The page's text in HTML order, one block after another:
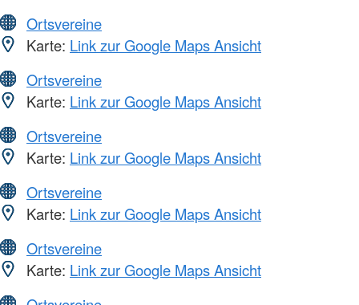
Ortsvereine
Karte: Link zur Google Maps Ansicht
Ortsvereine
Karte: Link zur Google Maps Ansicht
Ortsvereine
Karte: Link zur Google Maps Ansicht
Ortsvereine
Karte: Link zur Google Maps Ansicht
Ortsvereine
Karte: Link zur Google Maps Ansicht